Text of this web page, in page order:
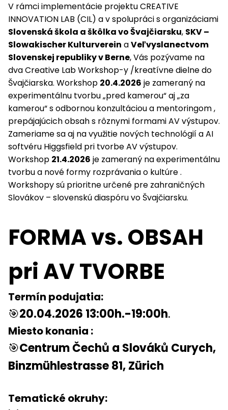
V rámci implementácie projektu CREATIVE
INNOVATION LAB (CIL) a v spolupráci s organizáciami
Slovenská škola a škôlka vo Švajčiarsku, SKV –
Slowakischer Kulturverein aVeľvyslanectvom
Slovenskej republiky v Berne, Vás pozývame na
dva Creative Lab Workshop-y /kreatívne dielne do
Švajčiarska. Workshop 20.4.2026 je zameraný na
experimentálnu tvorbu „pred kamerou“ aj „za
kamerou“ s odbornou konzultáciou a mentoringom ,
prepájajúcich obsah s rôznymi formami AV výstupov.
Zameriame sa aj na využitie nových technológií a AI
softvéru Higgsfield pri tvorbe AV výstupov.
Workshop 21.4.2026 je zameraný na experimentálnu
tvorbu a nové formy rozprávania o kultúre .
Workshopy sú prioritne určené pre zahraničných
Slovákov – slovenskú diaspóru vo Švajčiarsku.
FORMA vs. OBSAH
pri AV TVORBE
Termín podujatia:
🎯20.04.2026 13:00h.-19:00h.
Miesto konania :
🎯Centrum Čechů a Slováků Curych,
Binzmühlestrasse 81, Zürich
Tematické okruhy: